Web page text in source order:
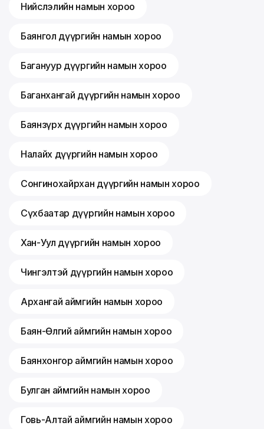
Нийслэлийн намын хороо
Баянгол дүүргийн намын хороо
Багануур дүүргийн намын хороо
Баганхангай дүүргийн намын хороо
Баянзүрх дүүргийн намын хороо
Налайх дүүргийн намын хороо
Сонгинохайрхан дүүргийн намын хороо
Сүхбаатар дүүргийн намын хороо
Хан-Уул дүүргийн намын хороо
Чингэлтэй дүүргийн намын хороо
Архангай аймгийн намын хороо
Баян-Өлгий аймгийн намын хороо
Баянхонгор аймгийн намын хороо
Булган аймгийн намын хороо
Говь-Алтай аймгийн намын хороо